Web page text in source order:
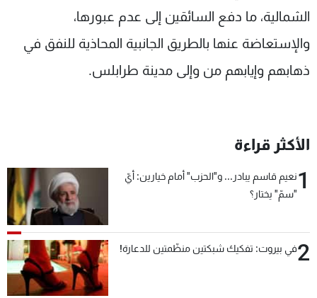
الشمالية، ما دفع السائقين إلى عدم عبورها،
والإستعاضة عنها بالطريق الجانبية المحاذية للنفق في
ذهابهم وإيابهم من وإلى مدينة طرابلس.
الأكثر قراءة
1نعيم قاسم يبادر... و"الحزب" أمام خيارين: أيّ
"سمّ" يختار؟
2في بيروت: تفكيك شبكتين منظّمتين للدعارة!
شاهد البرامج
الترددات
عن MTV
وظائف